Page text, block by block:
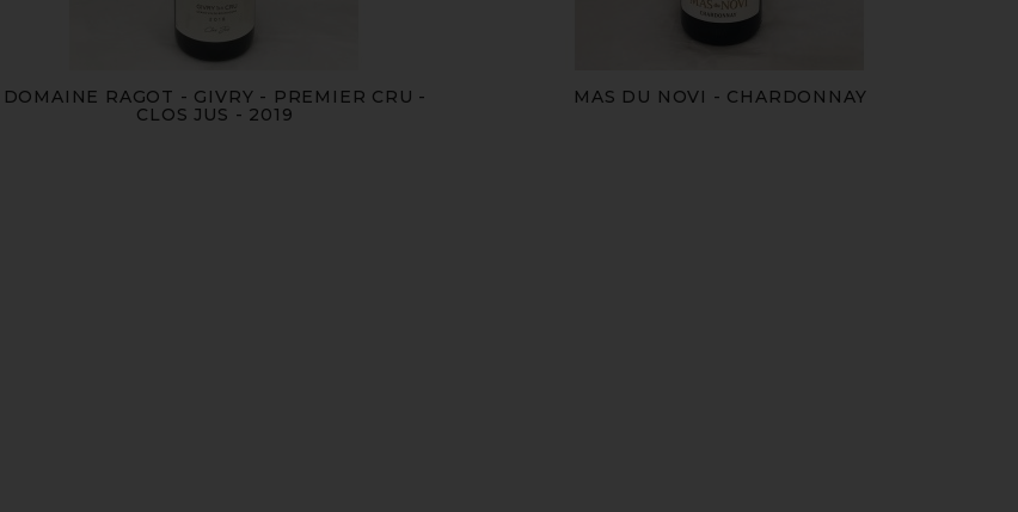
DOMAINE RAGOT - GIVRY - PREMIER CRU -
CLOS JUS - 2019
MAS DU NOVI - CHARDONNAY